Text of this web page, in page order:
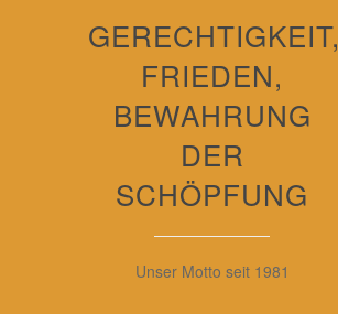
GERECHTIGKEIT,
FRIEDEN,
BEWAHRUNG
DER
SCHÖPFUNG
Unser Motto seit 1981